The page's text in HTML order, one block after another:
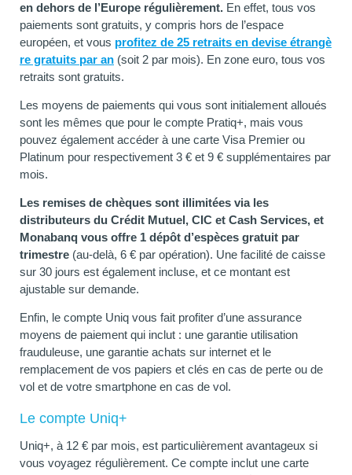
en dehors de l’Europe régulièrement. En effet, tous vos
paiements sont gratuits, y compris hors de l’espace
européen, et vous profitez de 25 retraits en devise étrangè
re gratuits par an (soit 2 par mois). En zone euro, tous vos
retraits sont gratuits.
Les moyens de paiements qui vous sont initialement alloués
sont les mêmes que pour le compte Pratiq+, mais vous
pouvez également accéder à une carte Visa Premier ou
Platinum pour respectivement 3 € et 9 € supplémentaires par
mois.
Les remises de chèques sont illimitées via les
distributeurs du Crédit Mutuel, CIC et Cash Services, et
Monabanq vous offre 1 dépôt d’espèces gratuit par
trimestre (au-delà, 6 € par opération). Une facilité de caisse
sur 30 jours est également incluse, et ce montant est
ajustable sur demande.
Enfin, le compte Uniq vous fait profiter d’une assurance
moyens de paiement qui inclut : une garantie utilisation
frauduleuse, une garantie achats sur internet et le
remplacement de vos papiers et clés en cas de perte ou de
vol et de votre smartphone en cas de vol.
Le compte Uniq+
Uniq+, à 12 € par mois, est particulièrement avantageux si
vous voyagez régulièrement. Ce compte inclut une carte